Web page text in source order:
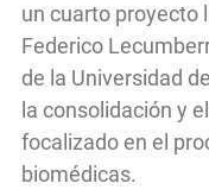
un cuarto proyecto
Federico
de la Universidad
la consolidación y
focalizado en el
biomédicas.